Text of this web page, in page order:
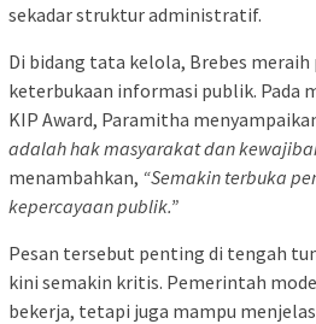
sekadar struktur administratif.
Di bidang tata kelola, Brebes
keterbukaan informasi publik. Pada
KIP Award, Paramitha
adalah hak masyarakat dan
menambahkan, “Semakin terbuka
kepercayaan publik.”
Pesan tersebut penting di tengah
kini semakin kritis. Pemerintah
bekerja, tetapi juga mampu